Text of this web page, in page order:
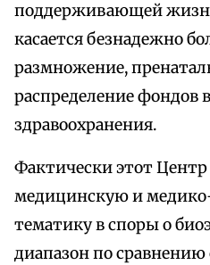
поддерживающей
касается безнадежно
размножение,
распределение фондов
здравоохранения.
Фактически этот
медицинскую и
тематику в споры о
диапазон по сравнению